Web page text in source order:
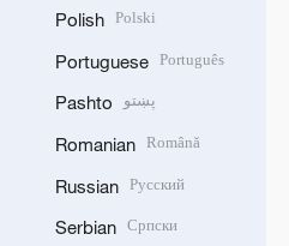
Polish Polski
Portuguese Português
Pashto پښتو
Romanian Română
Russian Русский
Serbian Српски